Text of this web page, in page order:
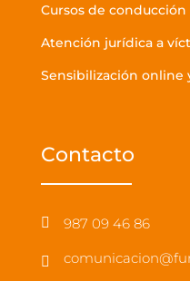
Cursos de
Atención jurídica a
Sensibilización online
Contacto
 987 09 46 86
